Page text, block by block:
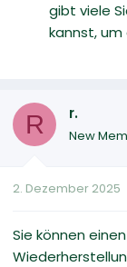
gibt viele
kannst,
R r.
New
2. Dezember 2025
Sie können